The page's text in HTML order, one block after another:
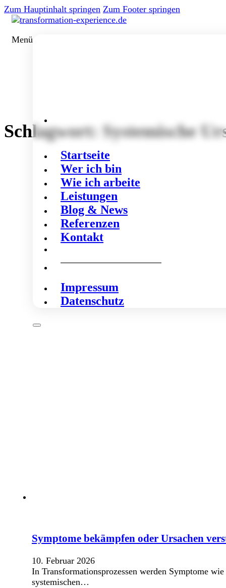
Zum Hauptinhalt springen Zum Footer springen
Menü
Startseite
Wer ich bin
Wie ich arbeite
Leistungen
Blog & News
Referenzen
Kontakt
Impressum
Datenschutz
Schlagwort: Systemische
Symptome bekämpfen oder Ursachen
10. Februar 2026
In Transformationsprozessen werden Symptome
systemischen…